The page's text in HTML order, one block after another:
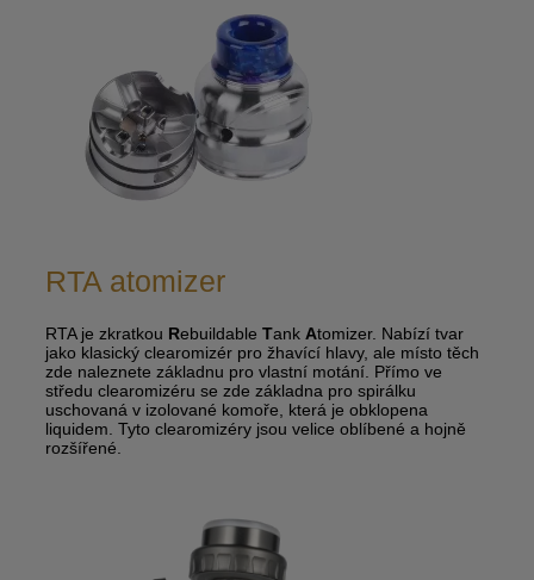
RTA atomizer
RTA je zkratkou Rebuildable Tank Atomizer. Nabízí tvar
jako klasický clearomizér pro žhavící hlavy, ale místo těch
zde naleznete základnu pro vlastní motání. Přímo ve
středu clearomizéru se zde základna pro spirálku
uschovaná v izolované komoře, která je obklopena
liquidem. Tyto clearomizéry jsou velice oblíbené a hojně
rozšířené.